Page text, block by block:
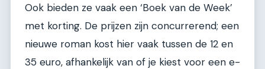
Ook bieden ze vaak een ‘Boek van de Week’
met korting. De prijzen zijn concurrerend; een
nieuwe roman kost hier vaak tussen de 12 en
35 euro, afhankelijk van of je kiest voor een e-